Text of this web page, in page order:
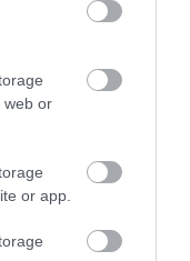
web or
or app.